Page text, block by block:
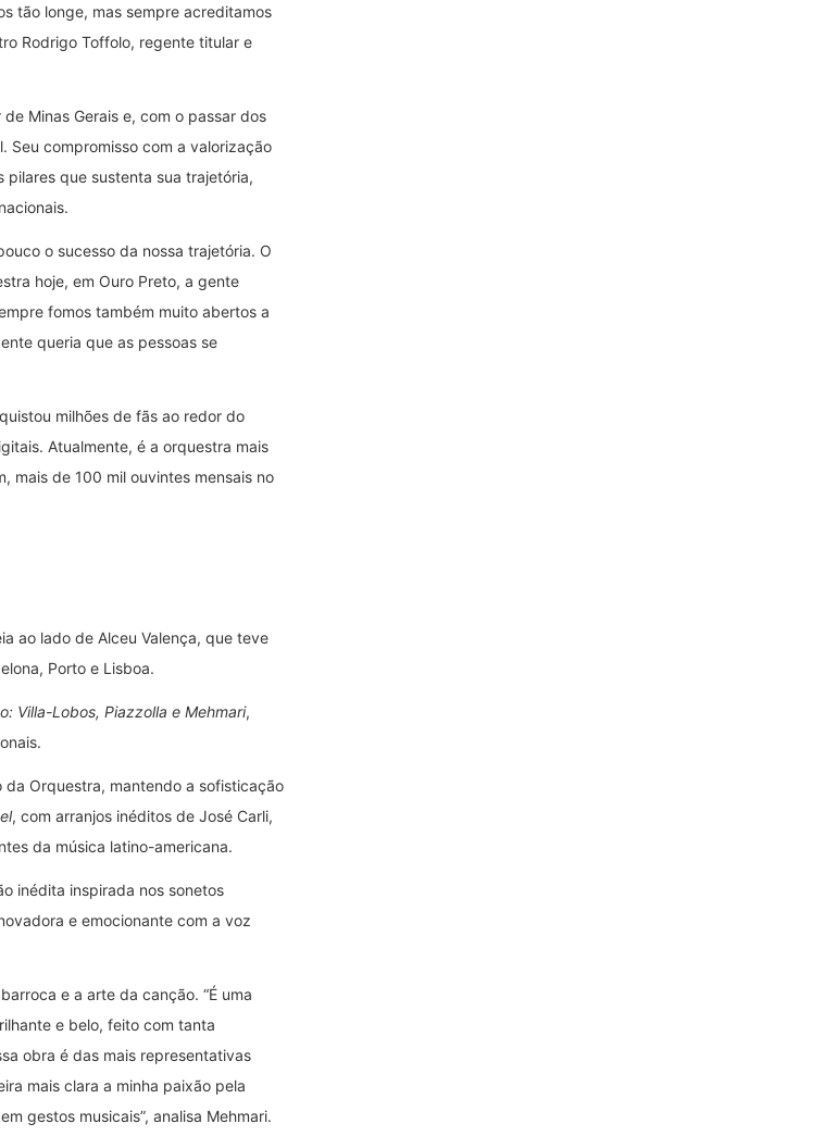
tão longe, mas sempre acreditamos
Rodrigo Toffolo, regente titular e
Minas Gerais e, com o passar dos
Seu compromisso com a valorização
que sustenta sua trajetória,
o sucesso da nossa trajetória. O
hoje, em Ouro Preto, a gente
fomos também muito abertos a
queria que as pessoas se
milhões de fãs ao redor do
Atualmente, é a orquestra mais
mais de 100 mil ouvintes mensais no
ao lado de Alceu Valença, que teve
Porto e Lisboa.
Villa-Lobos, Piazzolla e Mehmari,
Orquestra, mantendo a sofisticação
, com arranjos inéditos de José Carli,
da música latino-americana.
inédita inspirada nos sonetos
e emocionante com a voz
e a arte da canção. “É uma
e belo, feito com tanta
obra é das mais representativas
mais clara a minha paixão pela
gestos musicais”, analisa Mehmari.